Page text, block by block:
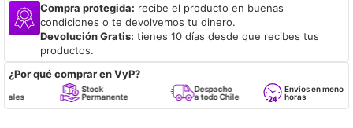
Compra protegida: recibe el producto en buenas
condiciones o te devolvemos tu dinero.
Devolución Gratis: tienes 10 días desde que recibes tus
productos.
¿Por qué comprar en VyP?
Stock
Permanente
Despacho
a todo Chile
Envíos en menos de 24
horas